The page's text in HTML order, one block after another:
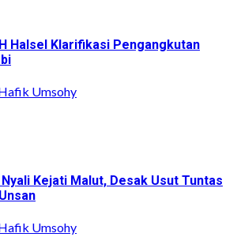
Halsel Klarifikasi Pengangkutan
Umsohy
Kejati Malut, Desak Usut Tuntas
Umsohy